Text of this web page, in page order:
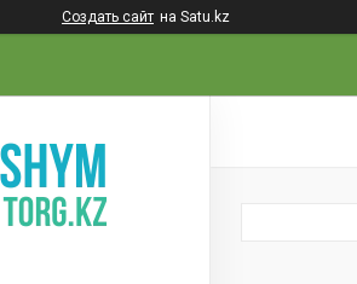
Создать сайт на Satu.kz